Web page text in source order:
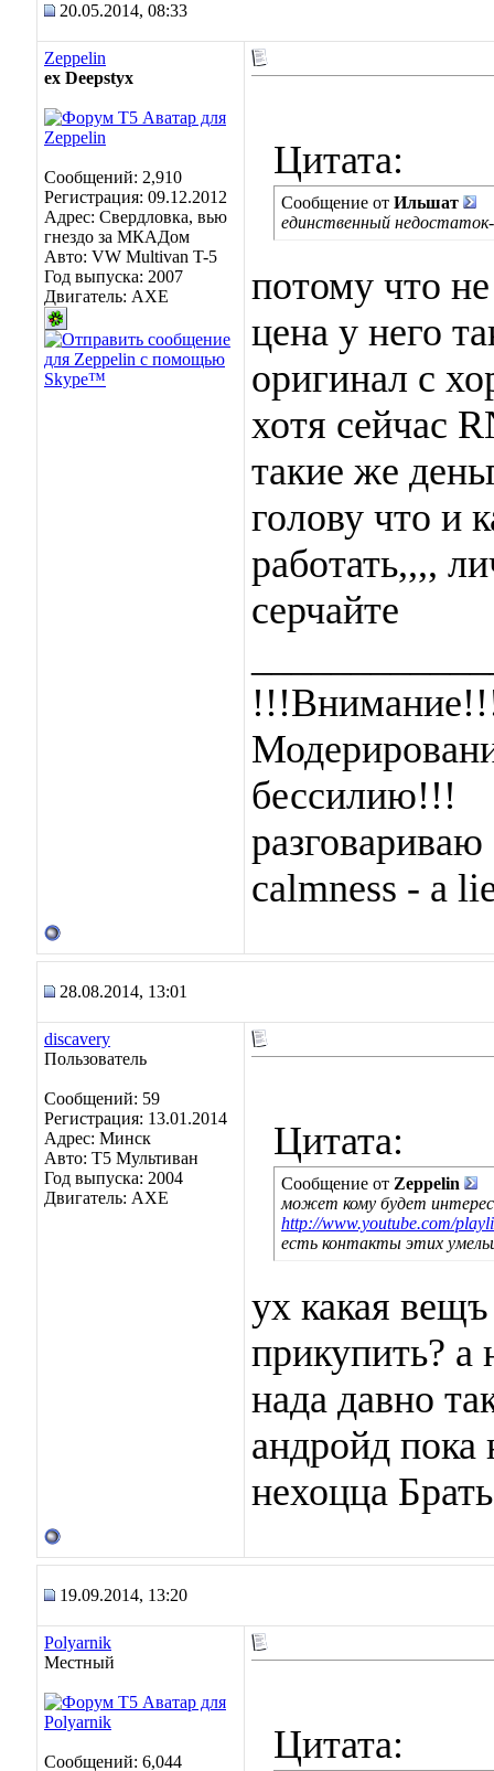
20.05.2014, 08:33
Zeppelin
ex Deepstyx
Сообщений: 2,910
Регистрация: 09.12.2012
Адрес: Свердловка, вью
гнездо за МКАДом
Авто: VW Multivan T-5
Год выпуска: 2007
Двигатель: AXE
Цитата:
Сообщение от Ильшат
единственный
потому что
цена у него
оригинал с
хотя сейчас
такие же
голову что и
работать,,,,
серчайте
бессилию!!!
calmness - a
28.08.2014, 13:01
discavery
Пользователь
Сообщений: 59
Регистрация: 13.01.2014
Адрес: Минск
Авто: Т5 Мультиван
Год выпуска: 2004
Двигатель: АХЕ
Цитата:
Сообщение от Zeppelin
может кому будет
http://www.youtube.com/
есть контакты этих
ух какая
прикупить?
нада давно
андройд
нехоцца
19.09.2014, 13:20
Polyarnik
Местный
Сообщений: 6,044 Цитата: